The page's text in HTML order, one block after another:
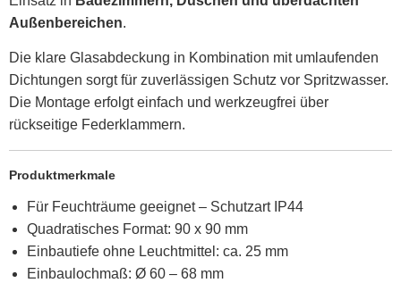
Außenbereichen.
Die klare Glasabdeckung in Kombination mit umlaufenden
Dichtungen sorgt für zuverlässigen Schutz vor Spritzwasser.
Die Montage erfolgt einfach und werkzeugfrei über
rückseitige Federklammern.
Produktmerkmale
Für Feuchträume geeignet – Schutzart IP44
Quadratisches Format: 90 x 90 mm
Einbautiefe ohne Leuchtmittel: ca. 25 mm
Einbaulochmaß: Ø 60 – 68 mm